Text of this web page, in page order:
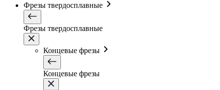
Фрезы твердосплавные
Фрезы твердосплавные
Концевые фрезы
Концевые фрезы